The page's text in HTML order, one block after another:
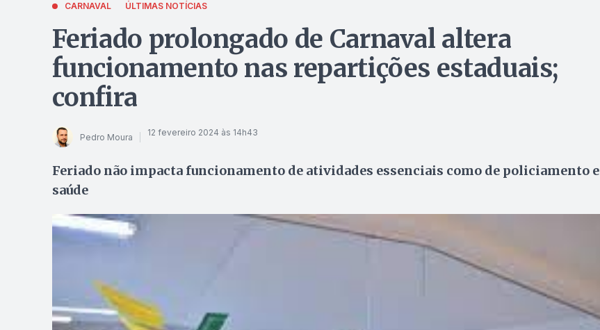
CARNAVAL ÚLTIMAS NOTÍCIAS
Feriado prolongado de Carnaval altera
funcionamento nas repartições estaduais;
confira
Pedro Moura 12 fevereiro 2024 às 14h43
Feriado não impacta funcionamento de atividades essenciais como de policiamento e
saúde